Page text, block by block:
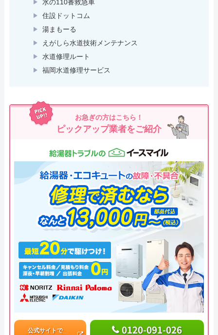
水の110番救急車
住設ドットコム
湯まもーる
えがしら水道技術メンテナンス
水道修理ルート
福岡水道修理サービス
お急ぎの方はこちら！
ピックアップ業者をご紹介
公式サイトで 0120-091-026